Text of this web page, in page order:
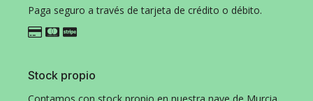
Paga seguro a través de tarjeta de crédito o débito.
Stock propio